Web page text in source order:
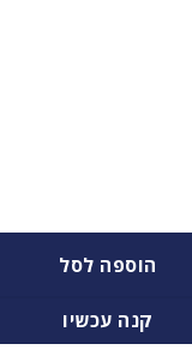
הוספה לסל
קנה עכשיו